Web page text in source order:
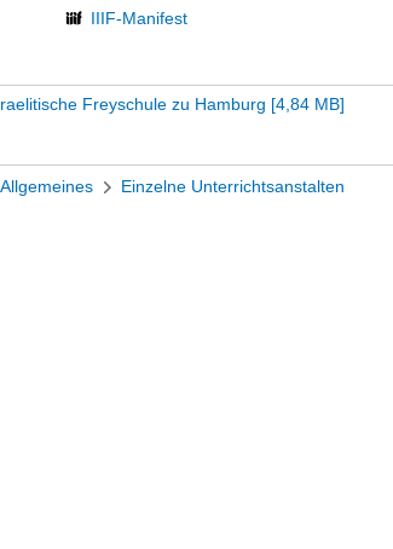
IIIF-Manifest
Freyschule zu Hamburg [4,84 MB]
Allgemeines Einzelne Unterrichtsanstalten